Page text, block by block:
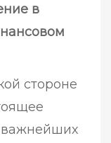
в
стороне
важнейших